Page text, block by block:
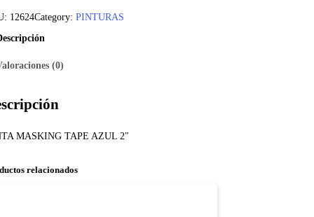
12624Category: PINTURAS
(0)
MASKING TAPE AZUL 2″
relacionados